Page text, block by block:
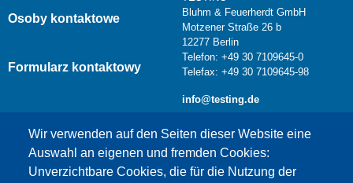
Wir verwenden auf den Seiten dieser Website eine
Auswahl an eigenen und fremden Cookies:
Unverzichtbare Cookies, die für die Nutzung der
Osoby kontaktowe
Formularz kontaktowy
Bluhm & Feuerherdt GmbH
Motzener Straße 26 b
12277 Berlin
Telefon: +49 30 7109645-0
Telefax: +49 30 7109645-98
info@testing.de